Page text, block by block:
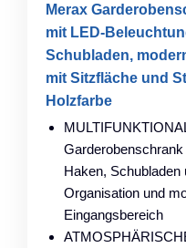
Merax
mit LED-
Schubladen,
mit Sitzfläche und
Holzfarbe
Haken, Schubladen
Organisation und
Eingangsbereich